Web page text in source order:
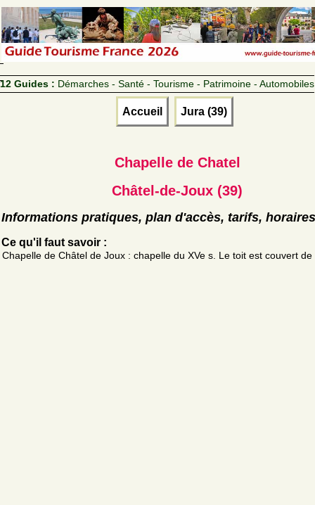
12 Guides : Démarches - Santé - Tourisme - Patrimoine - Automobiles
Accueil Jura (39)
Chapelle de Chatel
Châtel-de-Joux (39)
Informations pratiques, plan d'accès, tarifs, horaires
Ce qu'il faut savoir :
Chapelle de Châtel de Joux : chapelle du XVe s. Le toit est couvert de